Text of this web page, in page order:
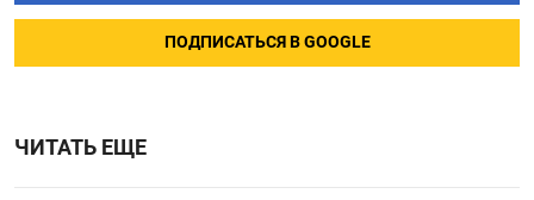
ПОДПИСАТЬСЯ В GOOGLE
ЧИТАТЬ ЕЩЕ